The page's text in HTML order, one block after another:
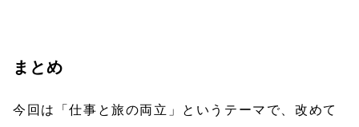
まとめ
今回は「仕事と旅の両立」というテーマで、改めて